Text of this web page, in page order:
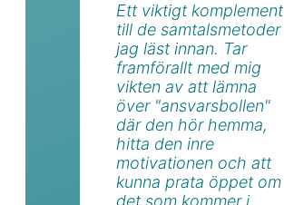
Ett viktigt komplement
till de samtalsmetoder
jag läst innan. Tar
framförallt med mig
vikten av att lämna
över "ansvarsbollen"
där den hör hemma,
hitta den inre
motivationen och att
kunna prata öppet om
det som kommer i